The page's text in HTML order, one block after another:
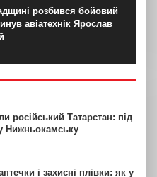
розбився бойовий
авіатехнік Ярослав
російський Татарстан: під
Нижньокамську
і захисні плівки: як у